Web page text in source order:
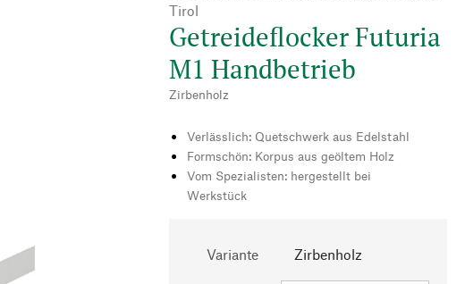
Tirol
Getreideflocker Futuria
M1 Handbetrieb
Zirbenholz
Verlässlich: Quetschwerk aus Edelstahl
Formschön: Korpus aus geöltem Holz
Vom Spezialisten: hergestellt bei
Werkstück
Variante Zirbenholz